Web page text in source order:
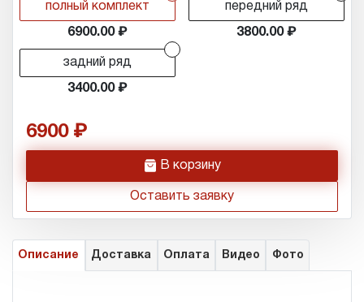
полный комплект
6900.00
передний ряд
3800.00
задний ряд
3400.00
6900
h В корзину
Оставить заявку
Описание Доставка Оплата Видео Фото